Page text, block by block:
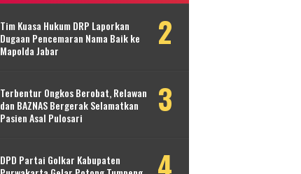
Tim Kuasa Hukum DRP Laporkan
Dugaan Pencemaran Nama Baik ke
Mapolda Jabar
Terbentur Ongkos Berobat, Relawan
dan BAZNAS Bergerak Selamatkan
Pasien Asal Pulosari
DPD Partai Golkar Kabupaten